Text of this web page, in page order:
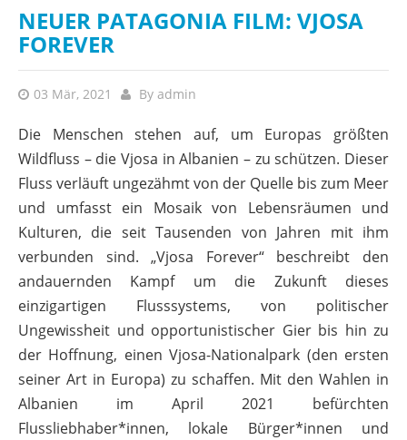
NEUER PATAGONIA FILM: VJOSA
FOREVER
03 Mär, 2021 By admin
Die Menschen stehen auf, um Europas größten
Wildfluss – die Vjosa in Albanien – zu schützen. Dieser
Fluss verläuft ungezähmt von der Quelle bis zum Meer
und umfasst ein Mosaik von Lebensräumen und
Kulturen, die seit Tausenden von Jahren mit ihm
verbunden sind. „Vjosa Forever“ beschreibt den
andauernden Kampf um die Zukunft dieses
einzigartigen Flusssystems, von politischer
Ungewissheit und opportunistischer Gier bis hin zu
der Hoffnung, einen Vjosa-Nationalpark (den ersten
seiner Art in Europa) zu schaffen. Mit den Wahlen in
Albanien im April 2021 befürchten
Flussliebhaber*innen, lokale Bürger*innen und